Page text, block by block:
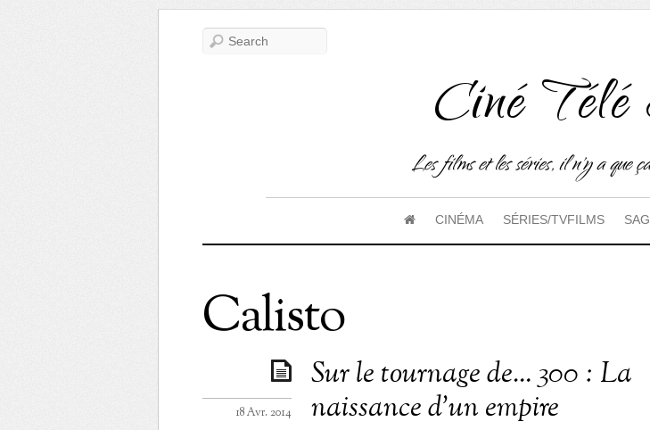
Ciné
Les films et les séries, il n'y a que
CINÉMA SÉRIES/TVFILMS
Calisto
Sur le tournage de… 300 : La
naissance d’un empire
18 Avr. 2014